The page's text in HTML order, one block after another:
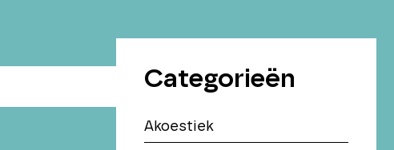
Categorieën
Akoestiek